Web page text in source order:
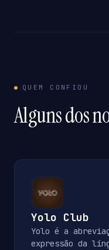
QUEM CONFIOU
Alguns dos
Yolo Club
Yolo é a
expressão da